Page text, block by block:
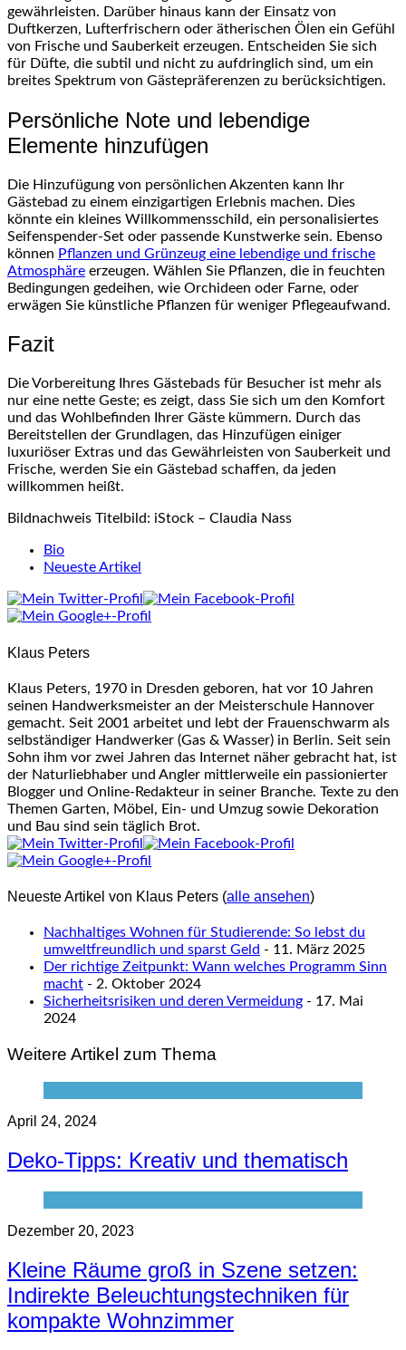
gewährleisten. Darüber hinaus kann der Einsatz von
Duftkerzen, Lufterfrischern oder ätherischen Ölen ein Gefühl
von Frische und Sauberkeit erzeugen. Entscheiden Sie sich
für Düfte, die subtil und nicht zu aufdringlich sind, um ein
breites Spektrum von Gästepräferenzen zu berücksichtigen.
Persönliche Note und lebendige
Elemente hinzufügen
Die Hinzufügung von persönlichen Akzenten kann Ihr
Gästebad zu einem einzigartigen Erlebnis machen. Dies
könnte ein kleines Willkommensschild, ein personalisiertes
Seifenspender-Set oder passende Kunstwerke sein. Ebenso
können Pflanzen und Grünzeug eine lebendige und frische
Atmosphäre erzeugen. Wählen Sie Pflanzen, die in feuchten
Bedingungen gedeihen, wie Orchideen oder Farne, oder
erwägen Sie künstliche Pflanzen für weniger Pflegeaufwand.
Fazit
Die Vorbereitung Ihres Gästebads für Besucher ist mehr als
nur eine nette Geste; es zeigt, dass Sie sich um den Komfort
und das Wohlbefinden Ihrer Gäste kümmern. Durch das
Bereitstellen der Grundlagen, das Hinzufügen einiger
luxuriöser Extras und das Gewährleisten von Sauberkeit und
Frische, werden Sie ein Gästebad schaffen, da jeden
willkommen heißt.
Bildnachweis Titelbild: iStock – Claudia Nass
following
tabs
change
below.
Bio
Neueste Artikel
Klaus Peters
Klaus Peters, 1970 in Dresden geboren, hat vor 10 Jahren
seinen Handwerksmeister an der Meisterschule Hannover
gemacht. Seit 2001 arbeitet und lebt der Frauenschwarm als
selbständiger Handwerker (Gas & Wasser) in Berlin. Seit sein
Sohn ihm vor zwei Jahren das Internet näher gebracht hat, ist
der Naturliebhaber und Angler mittlerweile ein passionierter
Blogger und Online-Redakteur in seiner Branche. Texte zu den
Themen Garten, Möbel, Ein- und Umzug sowie Dekoration
und Bau sind sein täglich Brot.
Neueste Artikel von Klaus Peters (alle ansehen)
Nachhaltiges Wohnen für Studierende: So lebst du
umweltfreundlich und sparst Geld - 11. März 2025
Der richtige Zeitpunkt: Wann welches Programm Sinn
macht - 2. Oktober 2024
Sicherheitsrisiken und deren Vermeidung - 17. Mai
2024
Weitere Artikel zum Thema
April 24, 2024
Deko-Tipps: Kreativ und thematisch
Dezember 20, 2023
Kleine Räume groß in Szene setzen:
Indirekte Beleuchtungstechniken für
kompakte Wohnzimmer